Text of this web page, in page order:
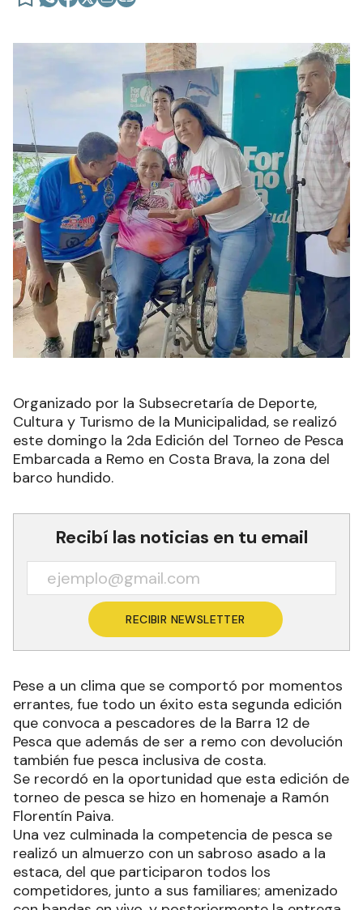
Organizado por la Subsecretaría de Deporte,
Cultura y Turismo de la Municipalidad, se realizó
este domingo la 2da Edición del Torneo de Pesca
Embarcada a Remo en Costa Brava, la zona del
barco hundido.
Recibí las noticias en tu email
RECIBIR NEWSLETTER
Pese a un clima que se comportó por momentos
errantes, fue todo un éxito esta segunda edición
que convoca a pescadores de la Barra 12 de
Pesca que además de ser a remo con devolución
también fue pesca inclusiva de costa.
Se recordó en la oportunidad que esta edición de
torneo de pesca se hizo en homenaje a Ramón
Florentín Paiva.
Una vez culminada la competencia de pesca se
realizó un almuerzo con un sabroso asado a la
estaca, del que participaron todos los
competidores, junto a sus familiares; amenizado